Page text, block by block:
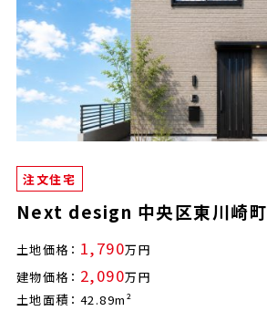
注文住宅
Next design 中央区東川崎町
土地価格： 1,790万円
建物価格： 2,090万円
土地面積： 42.89m²